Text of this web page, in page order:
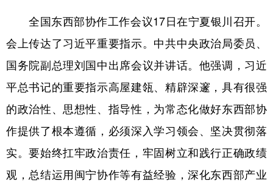
多语种频道
English Español Français عربى
Русский язык 日本語 한국어
Deutsch Português
全国东西部协作工作会议17日在宁夏银川召开。
会上传达了习近平重要指示。中共中央政治局委员、
国务院副总理刘国中出席会议并讲话。他强调，习近
平总书记的重要指示高屋建瓴、精辟深邃，具有很强
的政治性、思想性、指导性，为常态化做好东西部协
作提供了根本遵循，必须深入学习领会、坚决贯彻落
实。要始终扛牢政治责任，牢固树立和践行正确政绩
观，总结运用闽宁协作等有益经验，深化东西部产业